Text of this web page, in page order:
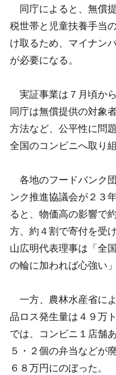
同庁によると、無償
税世帯と児童扶養手当
け取るため、マイナン
が必要になる。
実証事業は７月頃か
同庁は無償提供の対象
方法など、公平性に問
全国のコンビニへ取り
各地のフードバンク
ンク推進協議会が２３
ると、物価高の影響で
方、約４割で寄付を受
山広明代表理事は「全
の輪に加われば心強い」
一方、農林水産省に
品ロス発生量は４９万
では、コンビニ１店舗
５・２個の弁当などが
６８万円にのぼった。